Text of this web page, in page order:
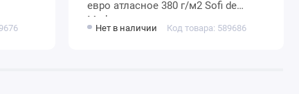
евро атласное 380 г/м2 Sofi de
Marko
Нет в наличии Код товара: 589686